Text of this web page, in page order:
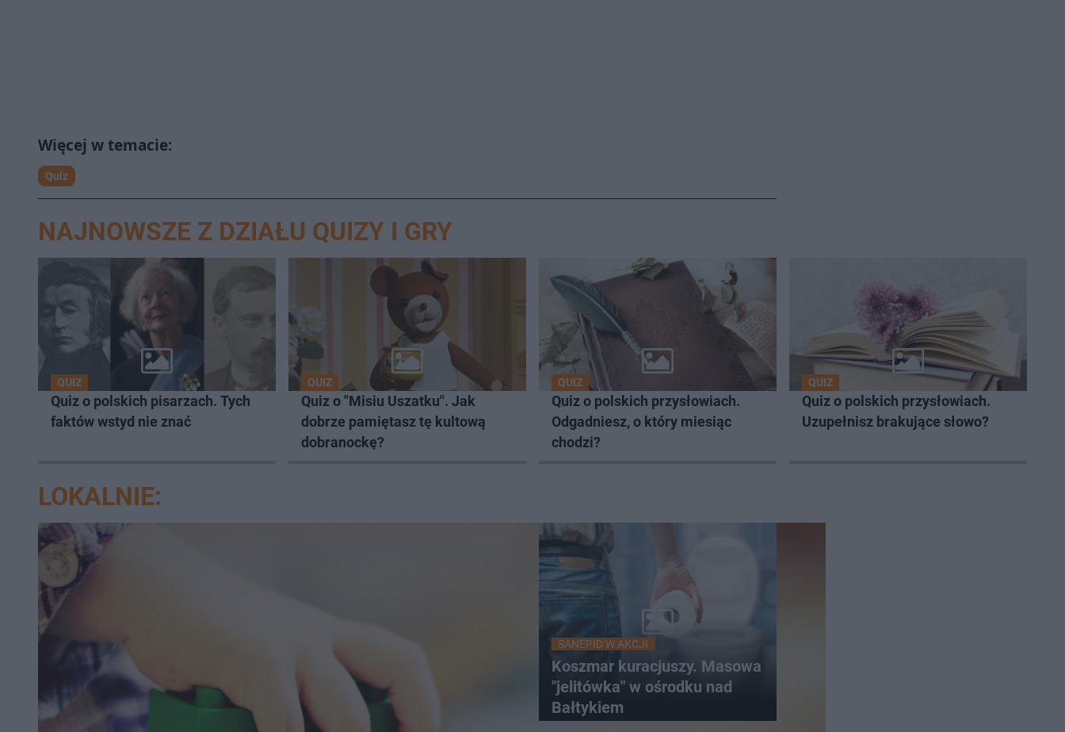
Quiz
NAJNOWSZE Z DZIAŁU QUIZY I GRY
QUIZ
Quiz o polskich pisarzach. Tych
faktów wstyd nie znać
QUIZ
Quiz o "Misiu Uszatku". Jak
dobrze pamiętasz tę kultową
dobranockę?
QUIZ
Quiz o polskich przysłowiach.
Odgadniesz, o który miesiąc
chodzi?
QUIZ
Quiz o polskich przysłowiach.
Uzupełnisz brakujące słowo?
LOKALNIE:
SANEPID W AKCJI
Koszmar kuracjuszy. Masowa
"jelitówka" w ośrodku nad
Bałtykiem